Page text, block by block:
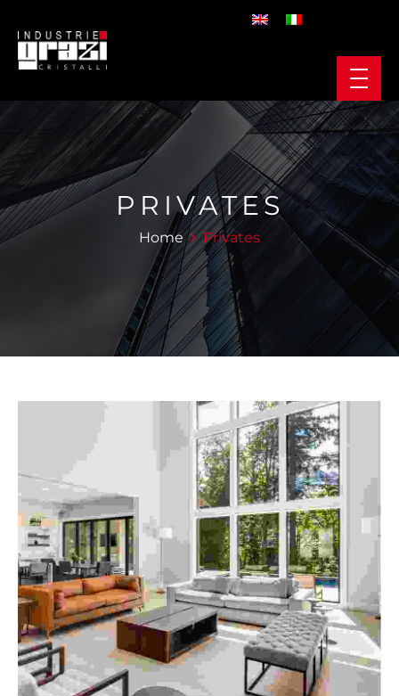
PRIVATES
Home Privates